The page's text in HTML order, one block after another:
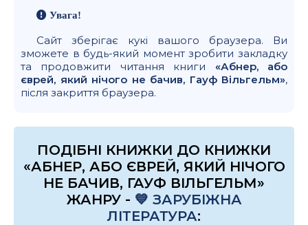
Увага!
Сайт зберігає кукі вашого браузера. Ви
зможете в будь-який момент зробити закладку
та продовжити читання книги «Абнер, або
єврей, який нічого не бачив, Гауф Вільгельм»,
після закриття браузера.
ПОДІБНІ КНИЖКИ ДО КНИЖКИ
«АБНЕР, АБО ЄВРЕЙ, ЯКИЙ НІЧОГО
НЕ БАЧИВ, ГАУФ ВІЛЬГЕЛЬМ»
ЖАНРУ - 💙 ЗАРУБІЖНА
ЛІТЕРАТУРА: